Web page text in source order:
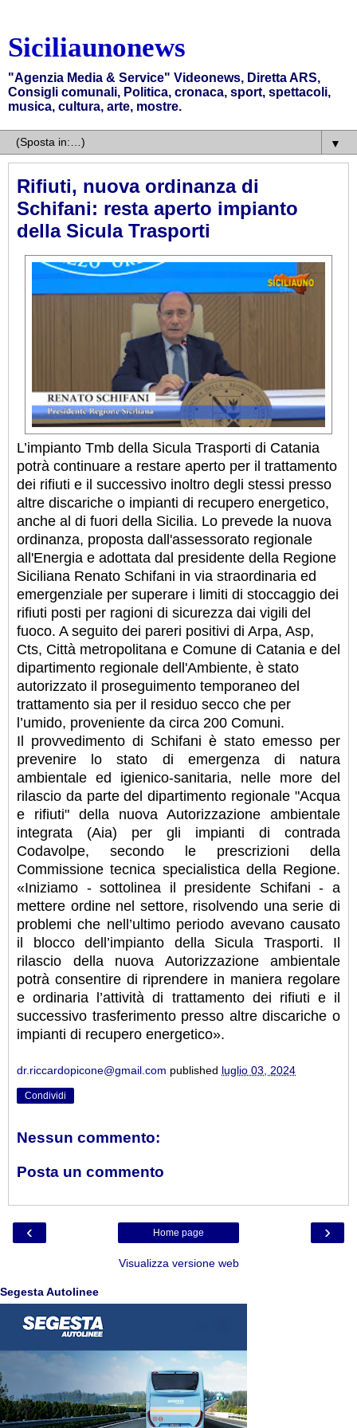
Siciliaunonews
"Agenzia Media & Service" Videonews, Diretta ARS,
Consigli comunali, Politica, cronaca, sport, spettacoli,
musica, cultura, arte, mostre.
▼
Rifiuti, nuova ordinanza di
Schifani: resta aperto impianto
della Sicula Trasporti
L’impianto Tmb della Sicula Trasporti di Catania
potrà continuare a restare aperto per il trattamento
dei rifiuti e il successivo inoltro degli stessi presso
altre discariche o impianti di recupero energetico,
anche al di fuori della Sicilia. Lo prevede la nuova
ordinanza, proposta dall'assessorato regionale
all'Energia e adottata dal presidente della Regione
Siciliana Renato Schifani in via straordinaria ed
emergenziale per superare i limiti di stoccaggio dei
rifiuti posti per ragioni di sicurezza dai vigili del
fuoco. A seguito dei pareri positivi di Arpa, Asp,
Cts, Città metropolitana e Comune di Catania e del
dipartimento regionale dell'Ambiente, è stato
autorizzato il proseguimento temporaneo del
trattamento sia per il residuo secco che per
l’umido, proveniente da circa 200 Comuni.
Il provvedimento di Schifani è stato emesso per
prevenire lo stato di emergenza di natura
ambientale ed igienico-sanitaria, nelle more del
rilascio da parte del dipartimento regionale "Acqua
e rifiuti" della nuova Autorizzazione ambientale
integrata (Aia) per gli impianti di contrada
Codavolpe, secondo le prescrizioni della
Commissione tecnica specialistica della Regione.
«Iniziamo - sottolinea il presidente Schifani - a
mettere ordine nel settore, risolvendo una serie di
problemi che nell’ultimo periodo avevano causato
il blocco dell’impianto della Sicula Trasporti. Il
rilascio della nuova Autorizzazione ambientale
potrà consentire di riprendere in maniera regolare
e ordinaria l’attività di trattamento dei rifiuti e il
successivo trasferimento presso altre discariche o
impianti di recupero energetico».
dr.riccardopicone@gmail.com published luglio 03, 2024
Condividi
Nessun commento:
Posta un commento
‹ ›
Home page
Visualizza versione web
Segesta Autolinee